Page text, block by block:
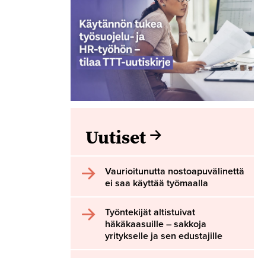
Uutiset
Vaurioitunutta nostoapuvälinettä
ei saa käyttää työmaalla
Työntekijät altistuivat
häkäkaasuille – sakkoja
yritykselle ja sen edustajille